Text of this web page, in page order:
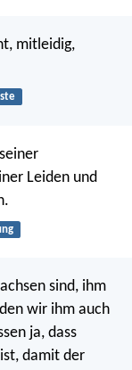
mitleidig,
Leiden und
sind, ihm
wir ihm auch
ja, dass
damit der